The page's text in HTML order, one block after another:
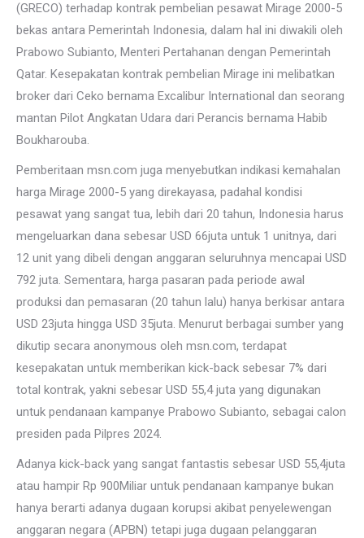
(GRECO) terhadap kontrak pembelian pesawat Mirage 2000-5
bekas antara Pemerintah Indonesia, dalam hal ini diwakili oleh
Prabowo Subianto, Menteri Pertahanan dengan Pemerintah
Qatar. Kesepakatan kontrak pembelian Mirage ini melibatkan
broker dari Ceko bernama Excalibur International dan seorang
mantan Pilot Angkatan Udara dari Perancis bernama Habib
Boukharouba.
Pemberitaan msn.com juga menyebutkan indikasi kemahalan
harga Mirage 2000-5 yang direkayasa, padahal kondisi
pesawat yang sangat tua, lebih dari 20 tahun, Indonesia harus
mengeluarkan dana sebesar USD 66juta untuk 1 unitnya, dari
12 unit yang dibeli dengan anggaran seluruhnya mencapai USD
792 juta. Sementara, harga pasaran pada periode awal
produksi dan pemasaran (20 tahun lalu) hanya berkisar antara
USD 23juta hingga USD 35juta. Menurut berbagai sumber yang
dikutip secara anonymous oleh msn.com, terdapat
kesepakatan untuk memberikan kick-back sebesar 7% dari
total kontrak, yakni sebesar USD 55,4 juta yang digunakan
untuk pendanaan kampanye Prabowo Subianto, sebagai calon
presiden pada Pilpres 2024.
Adanya kick-back yang sangat fantastis sebesar USD 55,4juta
atau hampir Rp 900Miliar untuk pendanaan kampanye bukan
hanya berarti adanya dugaan korupsi akibat penyelewengan
anggaran negara (APBN) tetapi juga dugaan pelanggaran